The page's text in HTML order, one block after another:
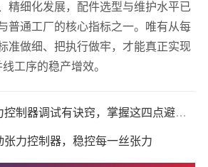
精细化发展，配件选型与维护水平已
普通工厂的核心指标之一。唯有从每
准做细、把执行做牢，才能真正实现
线工序的稳产增效。
制器调试有诀窍，掌握这四点避免走弯路
张力控制器，稳控每一丝张力